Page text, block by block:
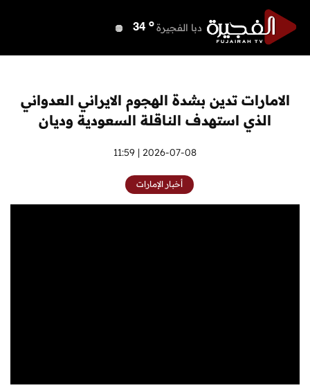
دبا الفجيرة 34 o
أم القيوين 40 o
o
الفجيرة 32 o
الامارات تدين بشدة الهجوم الايراني العدواني
الذي استهدف الناقلة السعودية وديان
2026-07-08 | 11:59
أخبار الإمارات